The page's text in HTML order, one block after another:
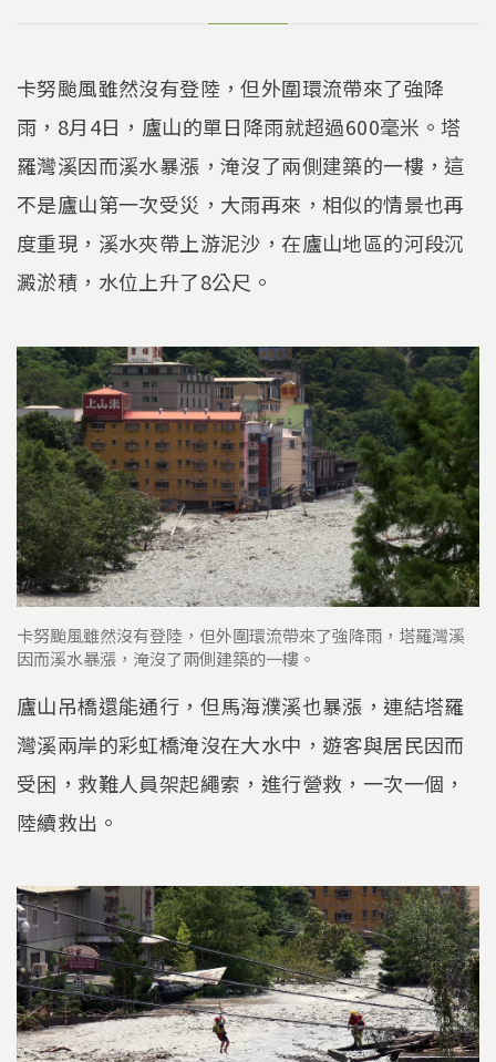
卡努颱風雖然沒有登陸，但外圍環流帶來了強降
雨，8月4日，廬山的單日降雨就超過600毫米。塔
羅灣溪因而溪水暴漲，淹沒了兩側建築的一樓，這
不是廬山第一次受災，大雨再來，相似的情景也再
度重現，溪水夾帶上游泥沙，在廬山地區的河段沉
澱淤積，水位上升了8公尺。
卡努颱風雖然沒有登陸，但外圍環流帶來了強降雨，塔羅灣溪
因而溪水暴漲，淹沒了兩側建築的一樓。
廬山吊橋還能通行，但馬海濮溪也暴漲，連結塔羅
灣溪兩岸的彩虹橋淹沒在大水中，遊客與居民因而
受困，救難人員架起繩索，進行營救，一次一個，
陸續救出。